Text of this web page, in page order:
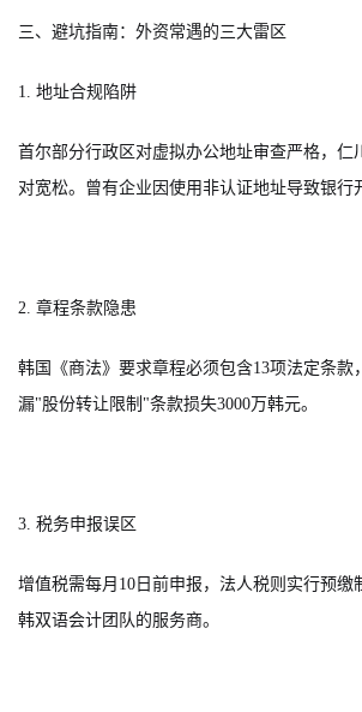
三、避坑指南：外资常遇的三大雷区
1. 地址合规陷阱
首尔部分行政区对虚拟办公地址审查严格，仁
对宽松。曾有企业因使用非认证地址导致银行
2. 章程条款隐患
韩国《商法》要求章程必须包含13项法定条款
漏"股份转让限制"条款损失3000万韩元。
3. 税务申报误区
增值税需每月10日前申报，法人税则实行预缴
韩双语会计团队的服务商。